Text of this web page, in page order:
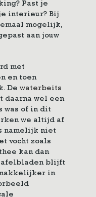
Past je
interieur? Bij
mogelijk,
aan jouw
met
en toen
De waterbeits
daarna wel een
was of in dit
we altijd af
namelijk niet
vocht zoals
kan dan
blijft
in